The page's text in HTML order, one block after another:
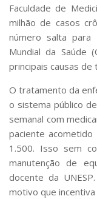
Faculdade de
milhão de casos
número salta para
Mundial da Saúde
principais causas
O tratamento da
o sistema público
semanal com
paciente
1.500. Isso sem
manutenção de
docente da
motivo que